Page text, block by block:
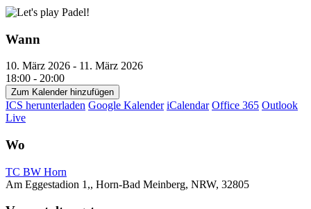
Wann
10. März 2026 - 11. März 2026
18:00 - 20:00
Zum Kalender hinzufügen
ICS herunterladen Google Kalender iCalendar Office 365 Outlook
Live
Wo
TC BW Horn
Am Eggestadion 1,, Horn-Bad Meinberg, NRW, 32805